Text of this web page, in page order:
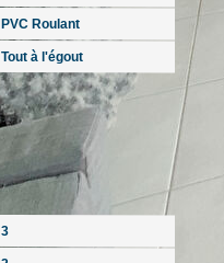
PVC Roulant
Tout à l'égout
3